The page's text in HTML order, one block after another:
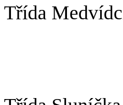
Třída
-